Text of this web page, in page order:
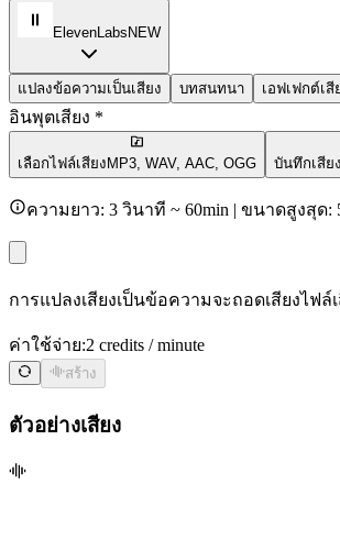
ElevenLabs NEW
แปลงข้อความเป็นเสียง บทสนทนา เอฟเฟกต์เสี
อินพุตเสียง *
เลือกไฟล์เสียง MP3, WAV, AAC, OGG บันทึกเสีย
ความยาว: 3 วินาที ~ 60min | ขนาดสูงสุด:
การแปลงเสียงเป็นข้อความจะถอดเสียงไ
ค่าใช้จ่าย:2 credits / minute
สร้าง
ตัวอย่างเสียง